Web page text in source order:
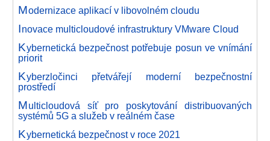
Modernizace aplikací v libovolném cloudu
Inovace multicloudové infrastruktury VMware Cloud
Kybernetická bezpečnost potřebuje posun ve vnímání
priorit
Kyberzločinci přetvářejí moderní bezpečnostní
prostředí
Multicloudová síť pro poskytování distribuovaných
systémů 5G a služeb v reálném čase
Kybernetická bezpečnost v roce 2021